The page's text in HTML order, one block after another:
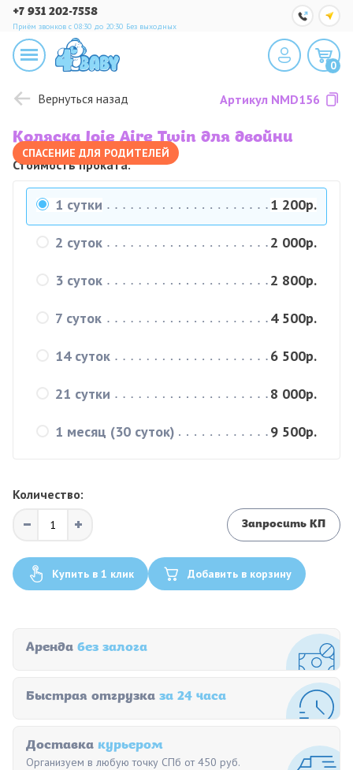
+7 931 202-7558
Приём звонков с 08:30 до 20:30 Без выходных
0
Вернуться назад Артикул NMD156
СПАСЕНИЕ ДЛЯ РОДИТЕЛЕЙ
Коляска Joie Aire Twin для двойни
Стоимость проката:
1 сутки 1 200р.
2 суток 2 000р.
3 суток 2 800р.
7 суток 4 500р.
14 суток 6 500р.
21 сутки 8 000р.
1 месяц (30 суток) 9 500р.
Количество:
Запросить КП
Купить в 1 клик Добавить в корзину
Аренда без залога
Быстрая отгрузка за 24 часа
Доставка курьером
Организуем в любую точку СПб от 450 руб.